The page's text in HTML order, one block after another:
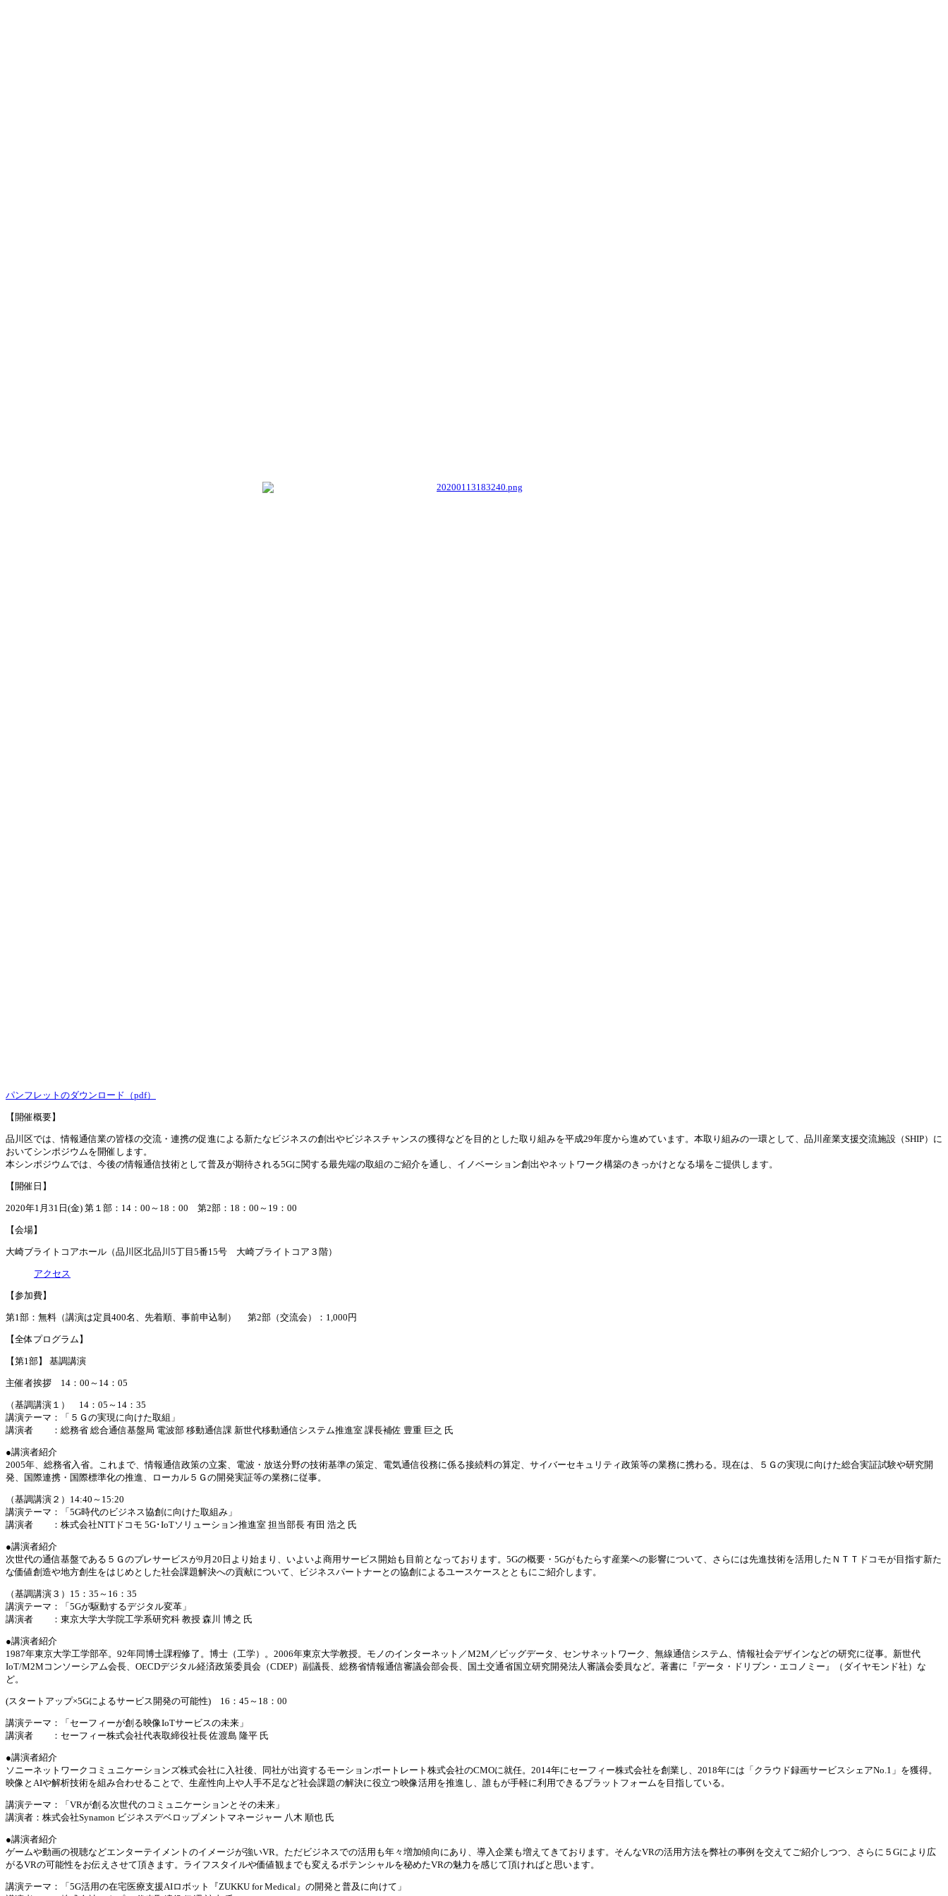
パンフレットのダウンロード（pdf）
【開催概要】
品川区では、情報通信業の皆様の交流・連携の促進による新たなビジネスの創出やビジネスチャンスの獲得などを目的とした取り組みを平成29年度から進めています。本取り組みの一環として、品川産業支援交流施設（SHIP）に
おいてシンポジウムを開催します。
本シンポジウムでは、今後の情報通信技術として普及が期待される5Gに関する最先端の取組のご紹介を通し、イノベーション創出やネットワーク構築のきっかけとなる場をご提供します。
【開催日】
2020年1月31日(金) 第１部：14：00～18：00 第2部：18：00～19：00
【会場】
大崎ブライトコアホール（品川区北品川5丁目5番15号 大崎ブライトコア３階）
アクセス
【参加費】
第1部：無料（講演は定員400名、先着順、事前申込制） 第2部（交流会）：1,000円
【全体プログラム】
【第1部】 基調講演
主催者挨拶 14：00～14：05
（基調講演１） 14：05～14：35
講演テーマ：「５Ｇの実現に向けた取組」
講演者 ：総務省 総合通信基盤局 電波部 移動通信課 新世代移動通信システム推進室 課長補佐 豊重 巨之 氏
●講演者紹介
2005年、総務省入省。これまで、情報通信政策の立案、電波・放送分野の技術基準の策定、電気通信役務に係る接続料の算定、サイバーセキュリティ政策等の業務に携わる。現在は、５Ｇの実現に向けた総合実証試験や研究開
発、国際連携・国際標準化の推進、ローカル５Ｇの開発実証等の業務に従事。
（基調講演２）14:40～15:20
講演テーマ：「5G時代のビジネス協創に向けた取組み」
講演者 ：株式会社NTTドコモ 5G･IoTソリューション推進室 担当部長 有田 浩之 氏
●講演者紹介
次世代の通信基盤である５Ｇのプレサービスが9月20日より始まり、いよいよ商用サービス開始も目前となっております。5Gの概要・5Gがもたらす産業への影響について、さらには先進技術を活用したＮＴＴドコモが目指す新た
な価値創造や地方創生をはじめとした社会課題解決への貢献について、ビジネスパートナーとの協創によるユースケースとともにご紹介します。
（基調講演３）15：35～16：35
講演テーマ：「5Gが駆動するデジタル変革」
講演者 ：東京大学大学院工学系研究科 教授 森川 博之 氏
●講演者紹介
1987年東京大学工学部卒。92年同博士課程修了。博士（工学）。2006年東京大学教授。モノのインターネット／M2M／ビッグデータ、センサネットワーク、無線通信システム、情報社会デザインなどの研究に従事。新世代
IoT/M2Mコンソーシアム会長、OECDデジタル経済政策委員会（CDEP）副議長、総務省情報通信審議会部会長、国土交通省国立研究開発法人審議会委員など。著書に『データ・ドリブン・エコノミー』（ダイヤモンド社）な
ど。
(スタートアップ×5Gによるサービス開発の可能性) 16：45～18：00
講演テーマ：「セーフィーが創る映像IoTサービスの未来」
講演者 ：セーフィー株式会社代表取締役社長 佐渡島 隆平 氏
●講演者紹介
ソニーネットワークコミュニケーションズ株式会社に入社後、同社が出資するモーションポートレート株式会社のCMOに就任。2014年にセーフィー株式会社を創業し、2018年には「クラウド録画サービスシェアNo.1」を獲得。
映像とAIや解析技術を組み合わせることで、生産性向上や人手不足など社会課題の解決に役立つ映像活用を推進し、誰もが手軽に利用できるプラットフォームを目指している。
講演テーマ：「VRが創る次世代のコミュニケーションとその未来」
講演者：株式会社Synamon ビジネスデベロップメントマネージャー 八木 順也 氏
●講演者紹介
ゲームや動画の視聴などエンターテイメントのイメージが強いVR。ただビジネスでの活用も年々増加傾向にあり、導入企業も増えてきております。そんなVRの活用方法を弊社の事例を交えてご紹介しつつ、さらに５Gにより広
がるVRの可能性をお伝えさせて頂きます。ライフスタイルや価値観までも変えるポテンシャルを秘めたVRの魅力を感じて頂ければと思います。
講演テーマ：「5G活用の在宅医療支援AIロボット『ZUKKU for Medical』の開発と普及に向けて」